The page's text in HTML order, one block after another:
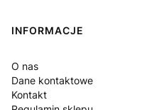
Linki w stopce
INFORMACJE
O nas
Dane kontaktowe
Kontakt